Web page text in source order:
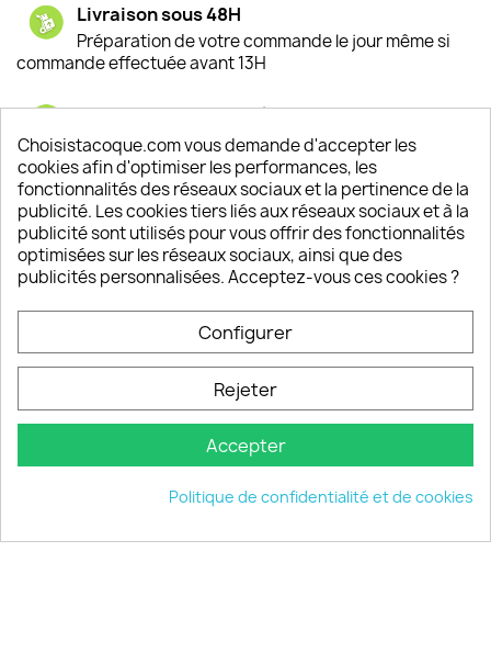
Livraison sous 48H
Préparation de votre commande le jour même si
commande effectuée avant 13H
Satisfaction de nos clients
Depuis 2009, entre 92% et 94% de nos clients
sont satisfaits de nos produits
Un SAV à votre écoute
Notre SAV est disponible 6/7J de 10h à 18H
keyboard_arrow_down
© 2026 - choisistacoque.com
Choisistacoque.com vous demande d'accepter les
cookies afin d'optimiser les performances, les
fonctionnalités des réseaux sociaux et la pertinence de la
publicité. Les cookies tiers liés aux réseaux sociaux et à la
publicité sont utilisés pour vous offrir des fonctionnalités
optimisées sur les réseaux sociaux, ainsi que des
publicités personnalisées. Acceptez-vous ces cookies ?
Configurer
Rejeter
Accepter
Politique de confidentialité et de cookies